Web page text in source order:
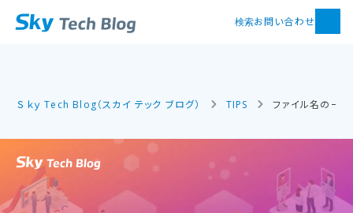
検索お問い合わせ
Ｓｋｙ Tech Blog（スカイ テック ブログ） TIPS ファイル名の一